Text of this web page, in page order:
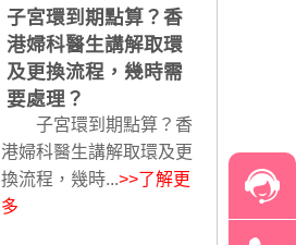
子宮環到期點算？香
港婦科醫生講解取環
及更換流程，幾時需
要處理？
子宮環到期點算？香
港婦科醫生講解取環及更
換流程，幾時...>>了解更
多